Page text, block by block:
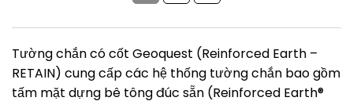
Tường chắn có cốt Geoquest (Reinforced Earth –
RETAIN) cung cấp các hệ thống tường chắn bao gồm
tấm mặt dựng bê tông đúc sẵn (Reinforced Earth®